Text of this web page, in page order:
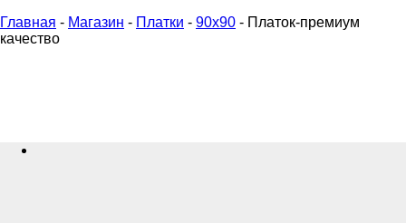
Главная - Магазин - Платки - 90x90 - Платок-премиум
качество